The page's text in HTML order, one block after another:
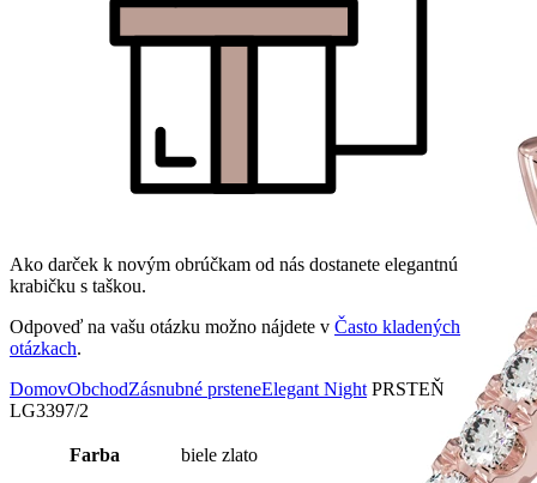
Ako darček k novým obrúčkam od nás dostanete elegantnú
krabičku s taškou.
Odpoveď na vašu otázku možno nájdete v Často kladených
otázkach.
DomovObchodZásnubné prsteneElegant Night PRSTEŇ
LG3397/2
Farba biele zlato